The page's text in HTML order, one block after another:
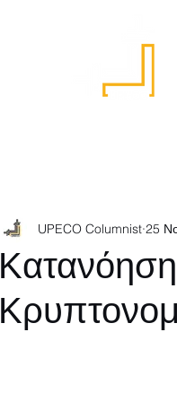
UPECO Columnist 25